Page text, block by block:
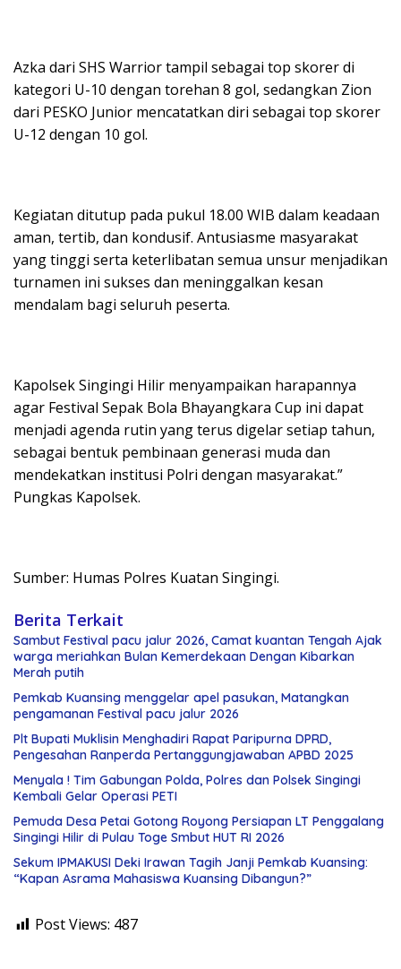
Azka dari SHS Warrior tampil sebagai top skorer di
kategori U-10 dengan torehan 8 gol, sedangkan Zion
dari PESKO Junior mencatatkan diri sebagai top skorer
U-12 dengan 10 gol.
Kegiatan ditutup pada pukul 18.00 WIB dalam keadaan
aman, tertib, dan kondusif. Antusiasme masyarakat
yang tinggi serta keterlibatan semua unsur menjadikan
turnamen ini sukses dan meninggalkan kesan
mendalam bagi seluruh peserta.
Kapolsek Singingi Hilir menyampaikan harapannya
agar Festival Sepak Bola Bhayangkara Cup ini dapat
menjadi agenda rutin yang terus digelar setiap tahun,
sebagai bentuk pembinaan generasi muda dan
mendekatkan institusi Polri dengan masyarakat.”
Pungkas Kapolsek.
Sumber: Humas Polres Kuatan Singingi.
Berita Terkait
Sambut Festival pacu jalur 2026, Camat kuantan Tengah Ajak
warga meriahkan Bulan Kemerdekaan Dengan Kibarkan
Merah putih
Pemkab Kuansing menggelar apel pasukan, Matangkan
pengamanan Festival pacu jalur 2026
Plt Bupati Muklisin Menghadiri Rapat Paripurna DPRD,
Pengesahan Ranperda Pertanggungjawaban APBD 2025
Menyala ! Tim Gabungan Polda, Polres dan Polsek Singingi
Kembali Gelar Operasi PETI
Pemuda Desa Petai Gotong Royong Persiapan LT Penggalang
Singingi Hilir di Pulau Toge Smbut HUT RI 2026
Sekum IPMAKUSI Deki Irawan Tagih Janji Pemkab Kuansing:
“Kapan Asrama Mahasiswa Kuansing Dibangun?”
Post Views: 487